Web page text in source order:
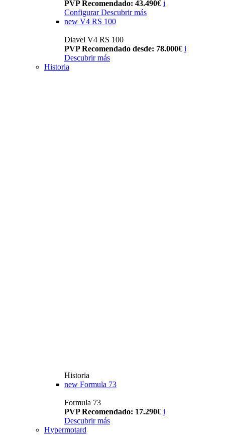
PVP Recomendado: 43.490€ i
Configurar Descubrir más
new V4 RS 100
Diavel V4 RS 100
PVP Recomendado desde: 78.000€ i
Descubrir más
Historia
Historia
new Formula 73
Formula 73
PVP Recomendado: 17.290€ i
Descubrir más
Hypermotard